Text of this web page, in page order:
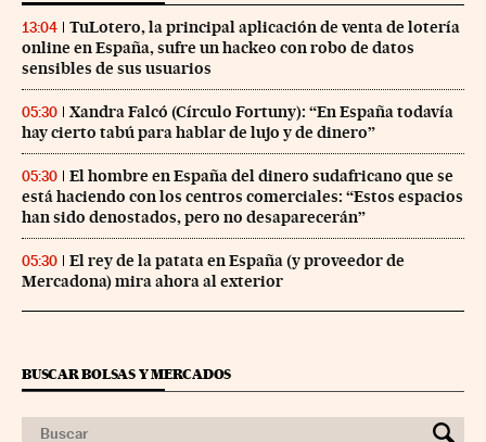
13:04
TuLotero, la principal aplicación de venta de lotería
online en España, sufre un hackeo con robo de datos
sensibles de sus usuarios
05:30
Xandra Falcó (Círculo Fortuny): “En España todavía
hay cierto tabú para hablar de lujo y de dinero”
05:30
El hombre en España del dinero sudafricano que se
está haciendo con los centros comerciales: “Estos espacios
han sido denostados, pero no desaparecerán”
05:30
El rey de la patata en España (y proveedor de
Mercadona) mira ahora al exterior
BUSCAR BOLSAS Y MERCADOS